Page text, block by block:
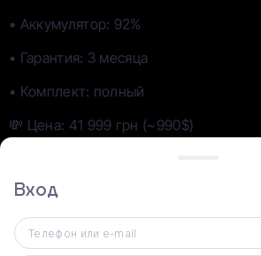
• Аккумулятор: 92%
• Гарантия: 3 месяца
• Комплект: полный
💸 Цена: 41 999 грн (~990$)
Новый iPhone 16
Представляем iPhone 16 Pro и
оснащенные системой Apple
Вход
Телефон или e-mail